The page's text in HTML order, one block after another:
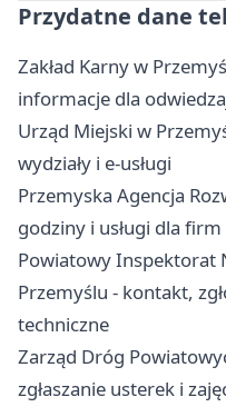
Przydatne dane
Zakład Karny w
informacje dla
Urząd Miejski w
wydziały i e-usługi
Przemyska Agencja
godziny i usługi dla firm
Powiatowy Inspektorat
Przemyślu - kontakt,
techniczne
Zarząd Dróg
zgłaszanie usterek i